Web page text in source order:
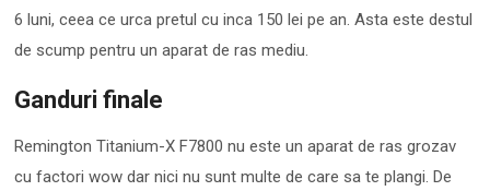
6 luni, ceea ce urca pretul cu inca 150 lei pe an. Asta este destul
de scump pentru un aparat de ras mediu.
Ganduri finale
Remington Titanium-X F7800 nu este un aparat de ras grozav
cu factori wow dar nici nu sunt multe de care sa te plangi. De